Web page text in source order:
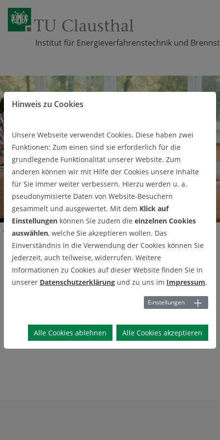
Zum Inhalt springen
Institut für Energieverfahrenstechnik und
Studium und Lehre Abschlussarbeiten Bachelorrbeit
Bachelorrbeit
Hinweis zu Cookies
Unsere Webseite verwendet Cookies. Diese haben zwei
Funktionen: Zum einen sind sie erforderlich für die
grundlegende Funktionalität unserer Website. Zum
anderen können wir mit Hilfe der Cookies unsere Inhalte
für Sie immer weiter verbessern. Hierzu werden u. a.
pseudonymisierte Daten von Website-Besuchern
gesammelt und ausgewertet. Mit dem Klick auf
Einstellungen können Sie zudem die einzelnen Cookies
auswählen, welche Sie akzeptieren wollen. Das
Einverständnis in die Verwendung der Cookies können Sie
jederzeit, auch teilweise, widerrufen. Weitere
Informationen zu Cookies auf dieser Website finden Sie in
unserer Datenschutzerklärung und zu uns im Impressum.
Einstellungen
Alle Cookies ablehnen Alle Cookies akzeptieren